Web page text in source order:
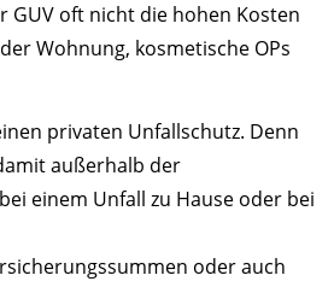
GUV oft nicht die hohen Kosten
Wohnung, kosmetische OPs
privaten Unfallschutz. Denn
außerhalb der
einem Unfall zu Hause oder bei
oder auch